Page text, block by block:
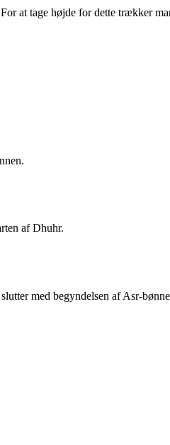
at tage højde for dette trækker
af Dhuhr.
med begyndelsen af Asr-